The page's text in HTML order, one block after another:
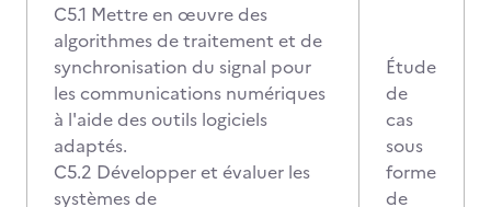
C5.1 Mettre en œuvre des
algorithmes de traitement et de
synchronisation du signal pour
les communications numériques
à l'aide des outils logiciels
adaptés.
C5.2 Développer et évaluer les
systèmes de
Étude
de
cas
sous
forme
de